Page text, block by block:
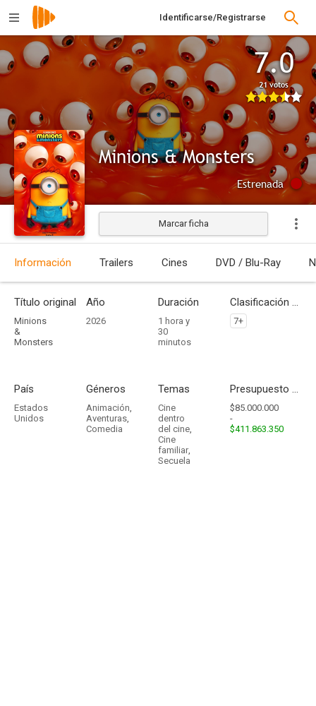
Identificarse/Registrarse
7.0
21 votos
Minions & Monsters
Estrenada
Marcar ficha
Información Trailers Cines DVD / Blu-Ray
Título original
Minions
&
Monsters
Año
2026
Duración
1 hora y
30
minutos
Clasificación por edades
7+
País
Estados
Unidos
Géneros
Animación,
Aventuras,
Comedia
Temas
Cine
dentro
del cine,
Cine
familiar,
Secuela
Presupuesto - Ingresos
$85.000.000
-
$411.863.350